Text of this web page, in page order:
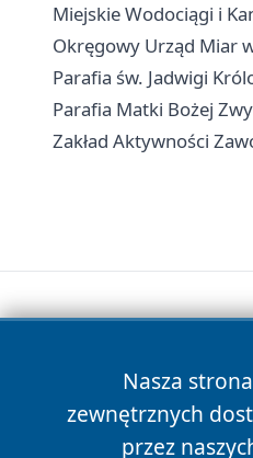
Miejskie Wodociągi i
Okręgowy Urząd Miar
Parafia św. Jadwigi
Parafia Matki Bożej
Zakład Aktywności
Nasza
zewnętrznych
przez